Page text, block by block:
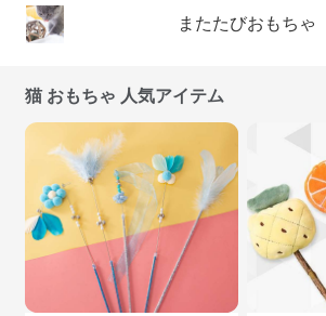
またたびおもちゃ
猫 おもちゃ 人気アイテム